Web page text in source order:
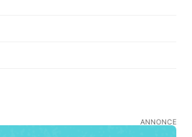
ANNONCE